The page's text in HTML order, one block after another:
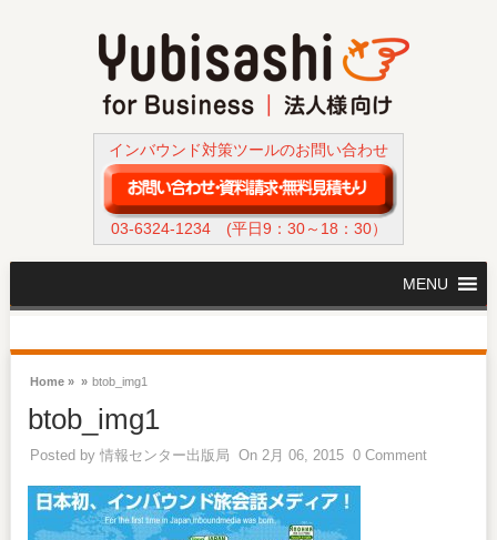
インバウンド対策ツールのお問い合わせ
03-6324-1234(平日9：30～18：30）
MENU
Home » » btob_img1
btob_img1
Posted by 情報センター出版局 On 2月 06, 2015 0 Comment